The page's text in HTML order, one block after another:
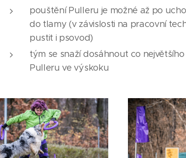
pouštění Pulleru je možné až po
do tlamy (v závislosti na pracovní
pustit i psovod)
tým se snaží dosáhnout co
Pulleru ve výskoku